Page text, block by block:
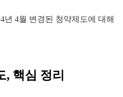
년 4월 변경된 청약제도에 대해
, 핵심 정리